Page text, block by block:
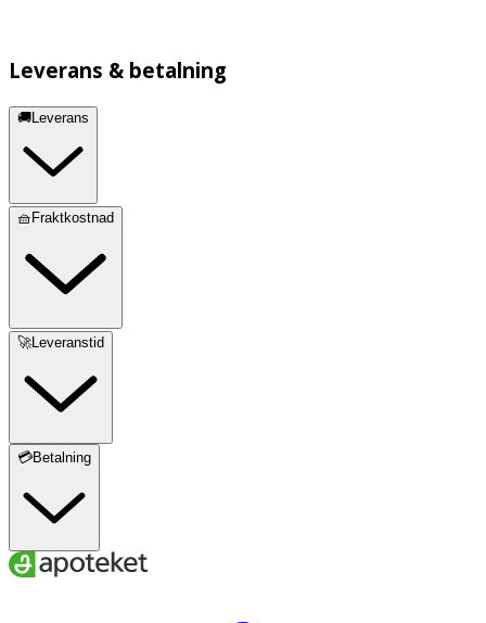
Leverans & betalning
🚚Leverans
🧺Fraktkostnad
🚀Leveranstid
💳Betalning